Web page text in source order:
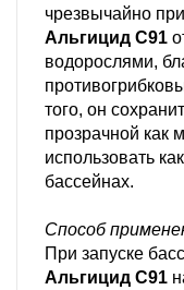
чрезвычайно
Альгицид C91
водорослями,
того, он
прозрачной как
использовать
бассейнах.
Способ
При запуске
Альгицид C91